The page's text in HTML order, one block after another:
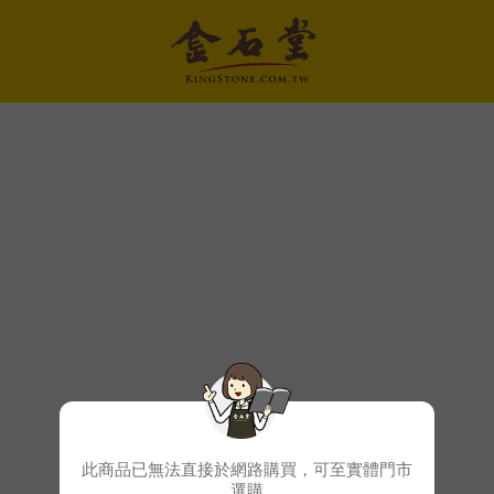
此商品已無法直接於網路購買，可至實體門市
選購